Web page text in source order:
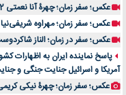
عکس؛ سفر زمان؛ چهرۀ آنا نعمتی 22 ساله در دومین فیلمش؛ سال 78
عکس؛ سفر زمان؛ مهراوه شریفی‌نیا در 8 سالگی در اولین
عکس؛ سفر در زمان؛ الناز شاکردوست در 20 سالگی و در سومین فیلم
پاسخ نماینده ایران به اظهارات
آمریکا و اسرائیل جنایت جنگی و
عکس؛ سفر زمان؛ چهرۀ نیکی کریمی 32 ساله در باج خور؛ سال